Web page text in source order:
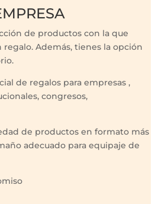
de productos con la que
Además, tienes la opción
de regalos para empresas ,
congresos,
de productos en formato más
adecuado para equipaje de